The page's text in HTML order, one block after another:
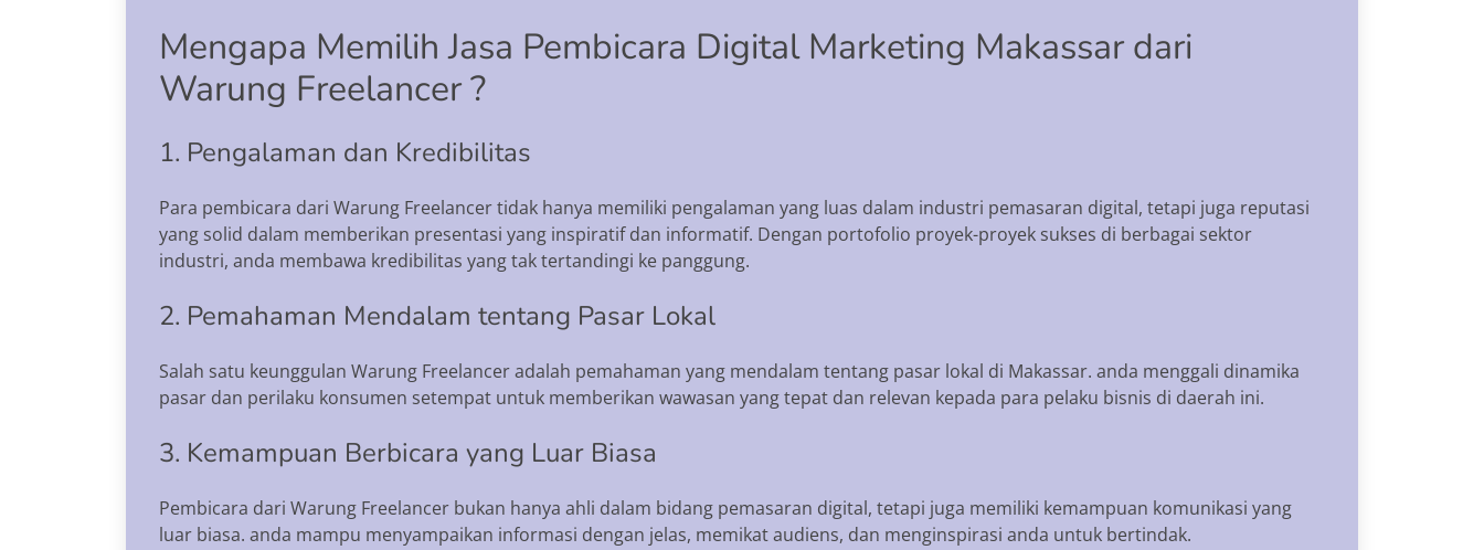
Mengapa Memilih Jasa Pembicara Digital Marketing Makassar dari
Warung Freelancer ?
1. Pengalaman dan Kredibilitas
Para pembicara dari Warung Freelancer tidak hanya memiliki pengalaman yang luas dalam industri pemasaran digital, tetapi juga reputasi
yang solid dalam memberikan presentasi yang inspiratif dan informatif. Dengan portofolio proyek-proyek sukses di berbagai sektor
industri, anda membawa kredibilitas yang tak tertandingi ke panggung.
2. Pemahaman Mendalam tentang Pasar Lokal
Salah satu keunggulan Warung Freelancer adalah pemahaman yang mendalam tentang pasar lokal di Makassar. anda menggali dinamika
pasar dan perilaku konsumen setempat untuk memberikan wawasan yang tepat dan relevan kepada para pelaku bisnis di daerah ini.
3. Kemampuan Berbicara yang Luar Biasa
Pembicara dari Warung Freelancer bukan hanya ahli dalam bidang pemasaran digital, tetapi juga memiliki kemampuan komunikasi yang
luar biasa. anda mampu menyampaikan informasi dengan jelas, memikat audiens, dan menginspirasi anda untuk bertindak.